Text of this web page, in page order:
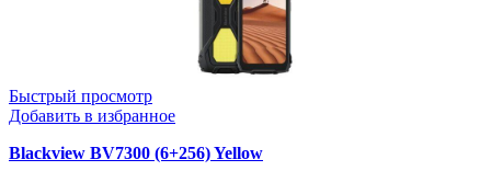
Быстрый просмотр
Добавить в избранное
Blackview BV7300 (6+256) Yellow